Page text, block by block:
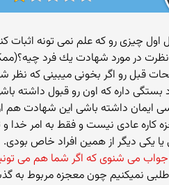
قبل رو اگر بخونی میبینی كه
داره كه اون رو قبول داشته
ایمان داشته باشی این شهادت هم
یا یكی دیگر از همین افراد خاص بودی.
جواب می شنوی كه اگر شما هم می
طلبی نمیكنیم چون معجزه مربوط